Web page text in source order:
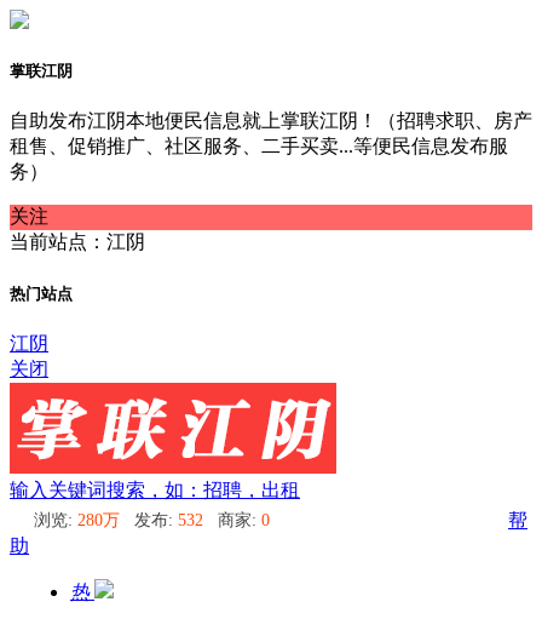
掌联江阴
自助发布江阴本地便民信息就上掌联江阴！（招聘求职、房产
租售、促销推广、社区服务、二手买卖...等便民信息发布服
务）
关注
当前站点：江阴
热门站点
江阴
关闭
输入关键词搜索，如：招聘，出租
浏览: 280万 发布: 532 商家: 0
帮
助
热